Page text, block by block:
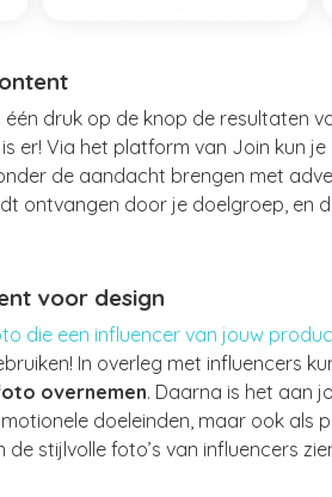
druk op de knop de resultaten
er! Via het platform van Join kun je
de aandacht brengen met
ontvangen door je doelgroep, en
voor design
die een influencer van jouw
In overleg met influencers
overnemen. Daarna is het aan
doeleinden, maar ook als
stijlvolle foto’s van influencers